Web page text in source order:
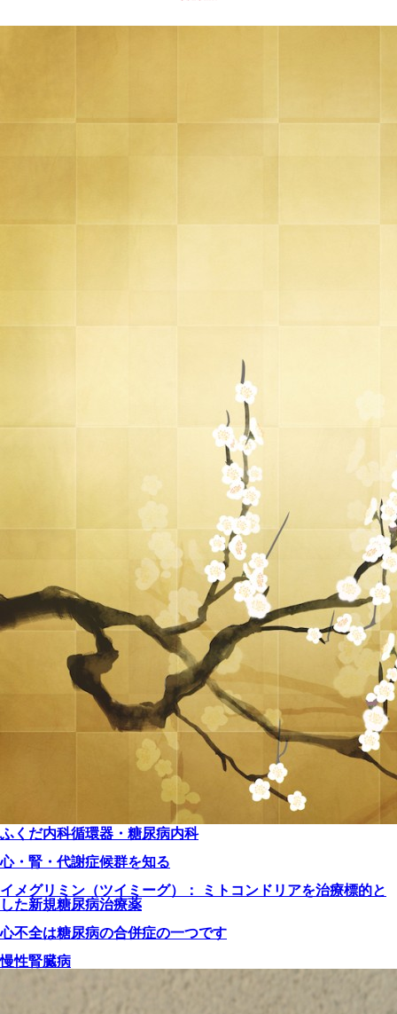
ふくだ内科循環器・糖尿病内科
心・腎・代謝症候群を知る
イメグリミン（ツイミーグ）： ミトコンドリアを治療標的と
した新規糖尿病治療薬
心不全は糖尿病の合併症の一つです
慢性腎臓病